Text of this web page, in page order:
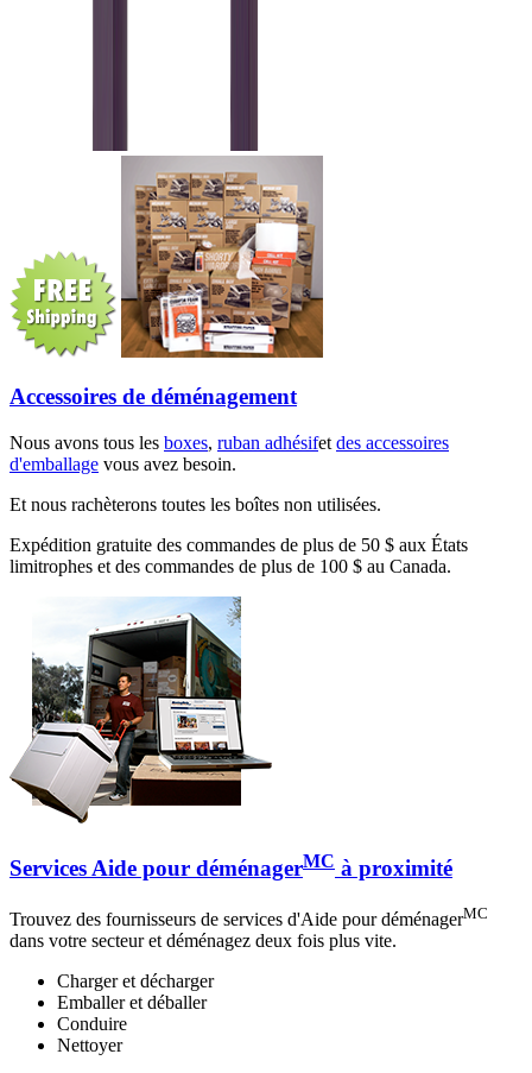
Accessoires de déménagement
Nous avons tous les boxes, ruban adhésifet des accessoires
d'emballage vous avez besoin.
Et nous rachèterons toutes les boîtes non utilisées.
Expédition gratuite des commandes de plus de 50 $ aux États
limitrophes et des commandes de plus de 100 $ au Canada.
Services Aide pour déménagerMC à proximité
Trouvez des fournisseurs de services d'Aide pour déménagerMC
dans votre secteur et déménagez deux fois plus vite.
Charger et décharger
Emballer et déballer
Conduire
Nettoyer